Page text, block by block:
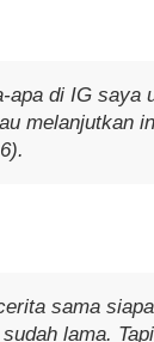
di IG saya
melanjutkan
sama
lama.